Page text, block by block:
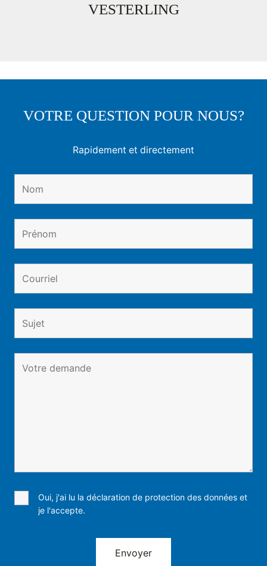
VESTERLING
VOTRE QUESTION POUR NOUS?
Rapidement et directement
Oui, j'ai lu la déclaration de protection des données et
je l'accepte.